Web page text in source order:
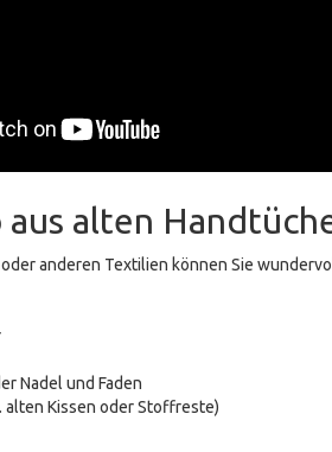
alten
anderen Textilien können Sie
Nadel und Faden
alten Kissen oder Stoffreste)